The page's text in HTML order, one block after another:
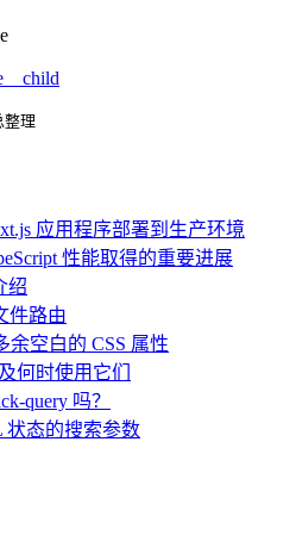
整理
应用程序部署到生产环境
性能取得的重要进展
绍
件路由
余空白的 CSS 属性
何时使用它们
query 吗？
状态的搜索参数